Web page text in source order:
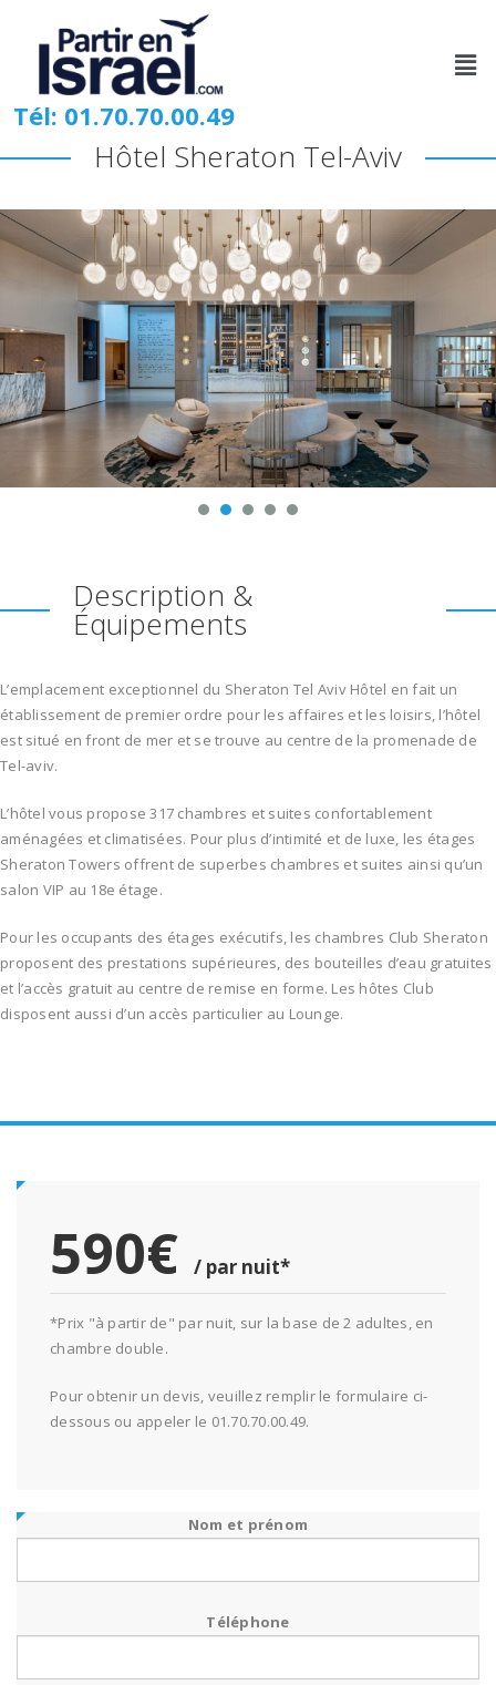
Tél: 01.70.70.00.49
Hôtel Sheraton Tel-Aviv
Description &
Équipements
L’emplacement exceptionnel du Sheraton Tel Aviv Hôtel en fait un
établissement de premier ordre pour les affaires et les loisirs, l’hôtel
est situé en front de mer et se trouve au centre de la promenade de
Tel-aviv.
L’hôtel vous propose 317 chambres et suites confortablement
aménagées et climatisées. Pour plus d’intimité et de luxe, les étages
Sheraton Towers offrent de superbes chambres et suites ainsi qu’un
salon VIP au 18e étage.
Pour les occupants des étages exécutifs, les chambres Club Sheraton
proposent des prestations supérieures, des bouteilles d’eau gratuites
et l’accès gratuit au centre de remise en forme. Les hôtes Club
disposent aussi d’un accès particulier au Lounge.
590€ / par nuit*
*Prix "à partir de" par nuit, sur la base de 2 adultes, en
chambre double.
Pour obtenir un devis, veuillez remplir le formulaire ci-
dessous ou appeler le 01.70.70.00.49.
Nom et prénom
Téléphone